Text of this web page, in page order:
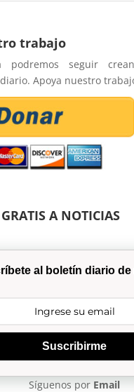
trabajo
podremos seguir
Apoya nuestro
A NOTICIAS
al boletín diario
Suscribirme
Síguenos por Email